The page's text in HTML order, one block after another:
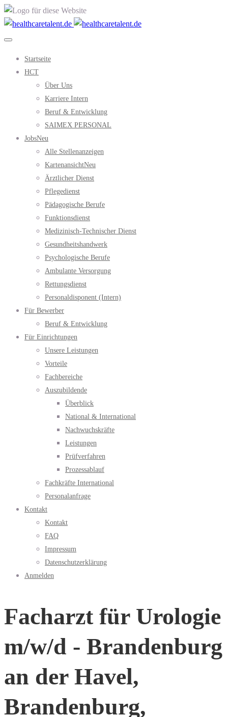
Startseite
HCT
Über Uns
Karriere Intern
Beruf & Entwicklung
SAIMEX PERSONAL
JobsNeu
Alle Stellenanzeigen
KartenansichtNeu
Ärztlicher Dienst
Pflegedienst
Pädagogische Berufe
Funktionsdienst
Medizinisch-Technischer Dienst
Gesundheitshandwerk
Psychologische Berufe
Ambulante Versorgung
Rettungsdienst
Personaldisponent (Intern)
Für Bewerber
Beruf & Entwicklung
Für Einrichtungen
Unsere Leistungen
Vorteile
Fachbereiche
Auszubildende
Überblick
National & International
Nachwuchskräfte
Leistungen
Prüfverfahren
Prozessablauf
Fachkräfte International
Personalanfrage
Kontakt
Kontakt
FAQ
Impressum
Datenschutzerklärung
Anmelden
Facharzt für Urologie
m/w/d - Brandenburg
an der Havel,
Brandenburg,